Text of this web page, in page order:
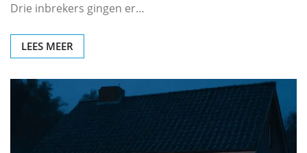
Drie inbrekers gingen er…
LEES MEER